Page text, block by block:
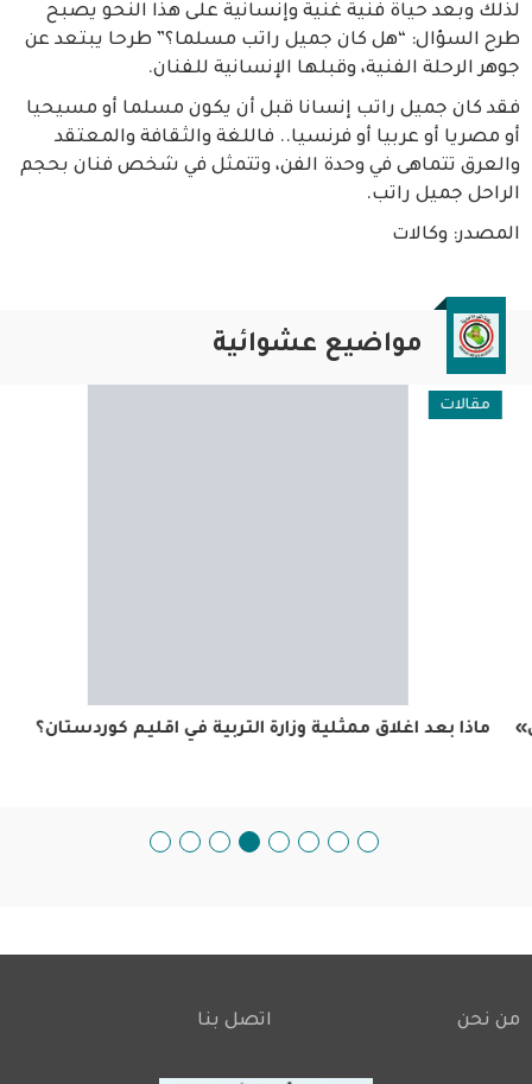
لذلك وبعد حياة فنية غنية وإنسانية على هذا النحو يصبح
طرح السؤال: “هل كان جميل راتب مسلما؟” طرحا يبتعد عن
جوهر الرحلة الفنية، وقبلها الإنسانية للفنان.
فقد كان جميل راتب إنسانا قبل أن يكون مسلما أو مسيحيا
أو مصريا أو عربيا أو فرنسيا.. فاللغة والثقافة والمعتقد
والعرق تتماهى في وحدة الفن، وتتمثل في شخص فنان بحجم
الراحل جميل راتب.
المصدر: وكالات
مواضيع عشوائية
مقالات
ماذا بعد اغلاق ممثلية وزارة التربية في اقليم كوردستان؟
Footer
من نحن اتصل بنا